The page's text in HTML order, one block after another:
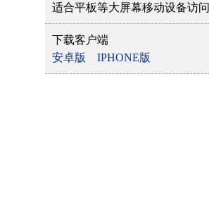
适合平板等大屏幕移动设备访问
下载客户端
安卓版
IPHONE版